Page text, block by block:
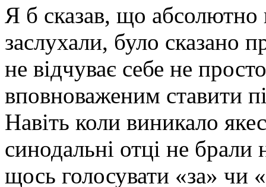
Я б сказав, що абсолютно
заслухали, було сказано
не відчуває себе не
вповноваженим ставити
Навіть коли виникало
синодальні отці не брали
щось голосувати «за» чи